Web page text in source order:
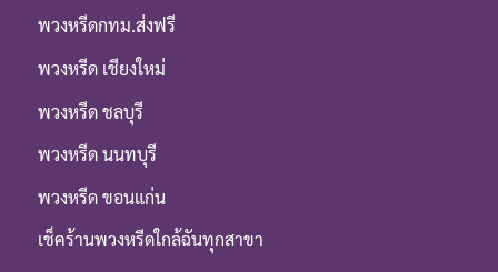
พวงหรีดกทม.ส่งฟรี
พวงหรีด เชียงใหม่
พวงหรีด ชลบุรี
พวงหรีด นนทบุรี
พวงหรีด ขอนแก่น
เช็คร้านพวงหรีดใกล้ฉันทุกสาขา